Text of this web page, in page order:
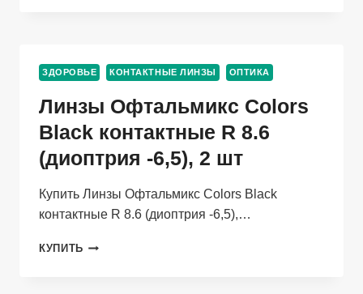
0.00
ЗДОРОВЬЕ КОНТАКТНЫЕ ЛИНЗЫ ОПТИКА
Линзы Офтальмикс Colors
Black контактные R 8.6
(диоптрия -6,5), 2 шт
Купить Линзы Офтальмикс Colors Black
контактные R 8.6 (диоптрия -6,5),…
КУПИТЬ ЛИНЗЫ